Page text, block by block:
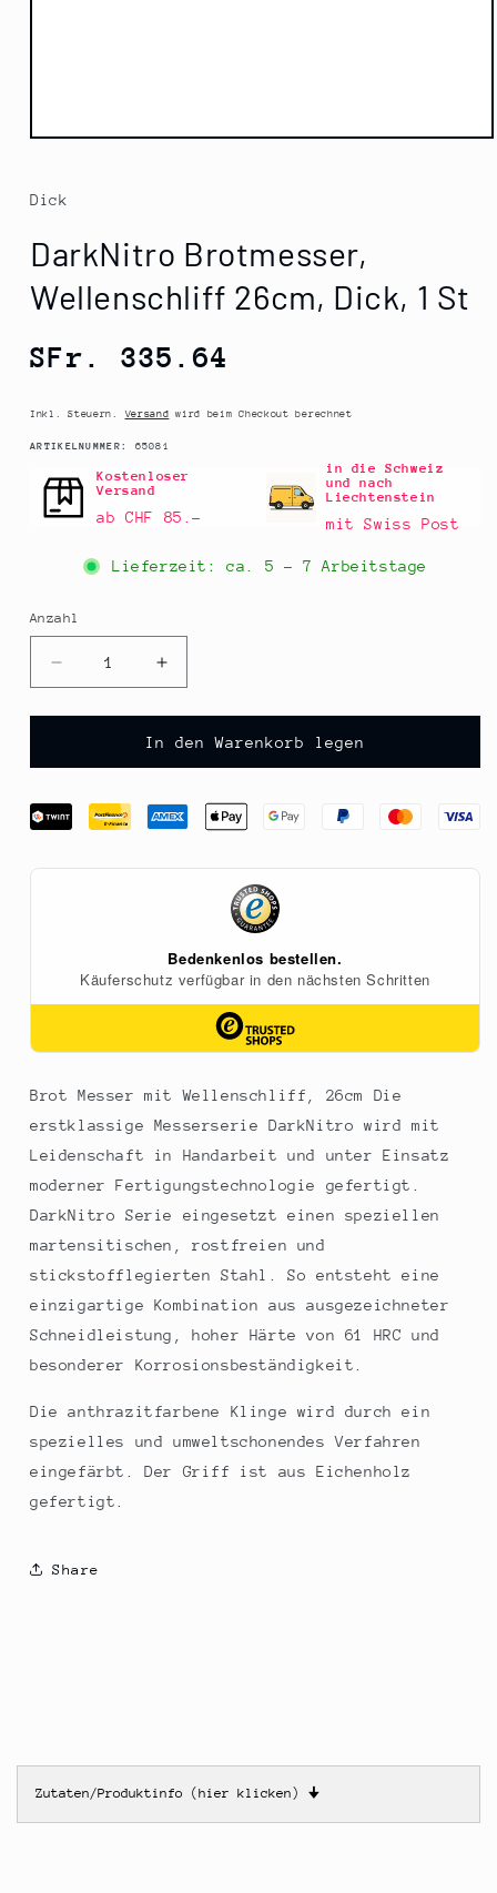
Medien
Modal
öffnen
Dick
DarkNitro Brotmesser,
Wellenschliff 26cm, Dick, 1 St
Normaler
SFr. 335.64
Inkl. Steuern.Versand wird beim Checkout berechnet
ARTIKELNUMMER: SKU:
65081
Kostenloser
Versand
ab CHF 85.–
in die Schweiz
und nach
Liechtenstein
mit Swiss Post
Lieferzeit: ca. 5 - 7 Arbeitstage
Anzahl
Anzahl
Verringere
die
Menge
DarkNitro
Wellenschliff
26cm,
Erhöhe
die
Menge
für
DarkNitro
Wellenschliff
26cm,
In den Warenkorb legen
Brot Messer mit Wellenschliff, 26cm Die
erstklassige Messerserie DarkNitro wird mit
Leidenschaft in Handarbeit und unter Einsatz
moderner Fertigungstechnologie gefertigt.
DarkNitro Serie eingesetzt einen speziellen
martensitischen, rostfreien und
stickstofflegierten Stahl. So entsteht eine
einzigartige Kombination aus ausgezeichneter
Schneidleistung, hoher Härte von 61 HRC und
besonderer Korrosionsbeständigkeit.
Die anthrazitfarbene Klinge wird durch ein
spezielles und umweltschonendes Verfahren
eingefärbt. Der Griff ist aus Eichenholz
gefertigt.
Share
Zutaten/Produktinfo (hier klicken) 🠋